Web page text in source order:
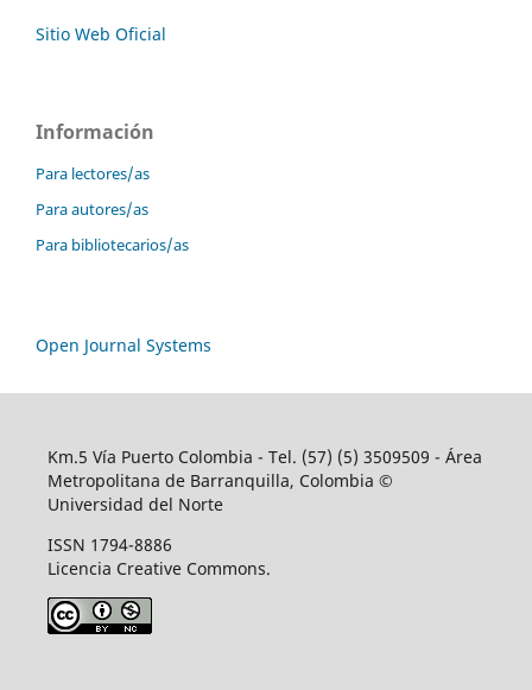
Sitio Web Oficial
Información
Para lectores/as
Para autores/as
Para bibliotecarios/as
Open Journal Systems
Km.5 Vía Puerto Colombia - Tel. (57) (5) 3509509 - Área
Metropolitana de Barranquilla, Colombia ©
Universidad del Norte
ISSN 1794-8886
Licencia Creative Commons.